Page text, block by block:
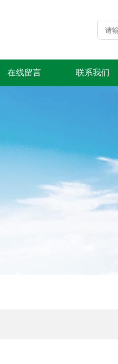
在线留言 联系我们